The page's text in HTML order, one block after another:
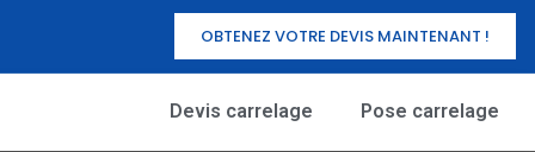
OBTENEZ VOTRE DEVIS MAINTENANT !
Devis carrelage Pose carrelage